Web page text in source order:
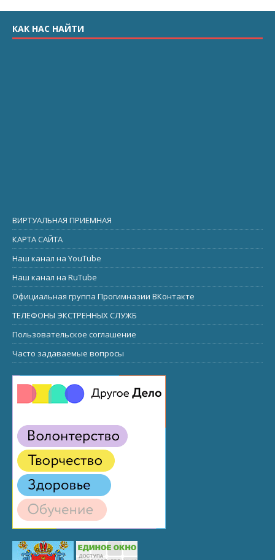
КАК НАС НАЙТИ
ВИРТУАЛЬНАЯ ПРИЕМНАЯ
КАРТА САЙТА
Наш канал на YouTube
Наш канал на RuTube
Официальная группа Прогимназии ВКонтакте
ТЕЛЕФОНЫ ЭКСТРЕННЫХ СЛУЖБ
Пользовательское соглашение
Часто задаваемые вопросы